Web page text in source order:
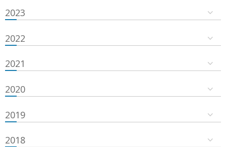
2023
2022
2021
2020
2019
2018